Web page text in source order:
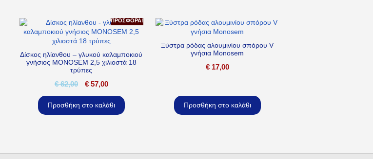
ΠΡΟΣΦΟΡΆ!
Δίσκος ηλίανθου – γλυκού καλαμποκιού
γνήσιος MONOSEM 2,5 χιλιοστά 18
τρύπες
€62,00 €57,00
Προσθήκη στο καλάθι
Ξύστρα ρόδας αλουμινίου σπόρου V
γνήσια Monosem
€17,00
Προσθήκη στο καλάθι